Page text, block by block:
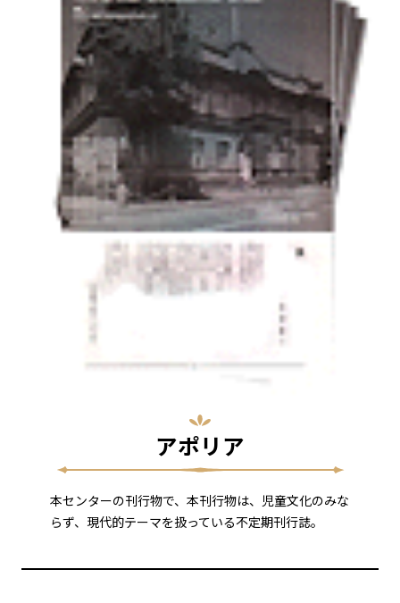
アポリア
本センターの刊行物で、本刊行物は、児童文化のみな
らず、現代的テーマを扱っている不定期刊行誌。